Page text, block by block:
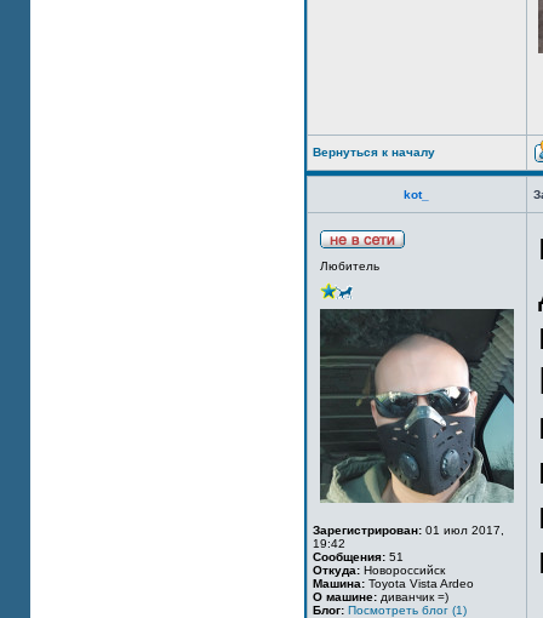
Вернуться к началу
kot_
Любитель
Зарегистрирован: 01 июл 2017,
19:42
Сообщения: 51
Откуда: Новороссийск
Машина: Toyota Vista Ardeo
О машине: диванчик =)
Блог: Посмотреть блог (1)